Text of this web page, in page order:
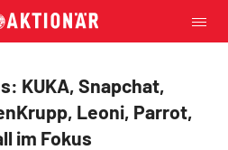
KUKA, Snapchat,
Leoni, Parrot,
im Fokus